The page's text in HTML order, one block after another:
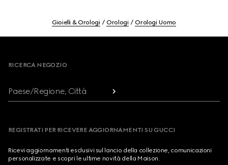
Gioielli & Orologi Orologi Orologi Uomo
RICERCA NEGOZIO
Paese/Regione, Città
REGISTRATI PER RICEVERE AGGIORNAMENTI SU GUCCI
Ricevi aggiornamenti esclusivi sul lancio della collezione, comunicazioni
personalizzate e scopri le ultime novità della Maison.